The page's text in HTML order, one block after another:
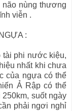
não nùng thương
viễn .
:
phi nước kiệu,
nhất khi chưa
của ngựa có thể
Ả Rập có thể
suốt ngày
phải ngơi nghỉ